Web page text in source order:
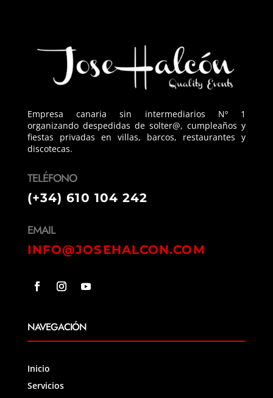
Empresa canaria sin intermediarios Nº 1
organizando despedidas de solter@, cumpleaños y
fiestas privadas en villas, barcos, restaurantes y
discotecas.
TELÉFONO
(+34) 610 104 242
EMAIL
INFO@JOSEHALCON.COM
NAVEGACIÓN
Inicio
Servicios